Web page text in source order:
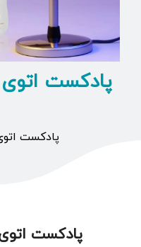
پادکست
پادکست
پادکست